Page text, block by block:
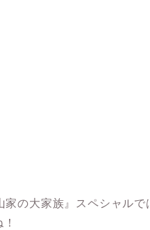
家の大家族』スペシャル